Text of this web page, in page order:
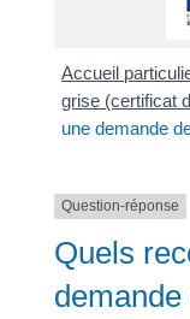
Accueil
grise (certificat
une demande
Question-réponse
Quels